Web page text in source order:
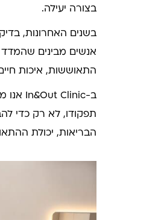
בצורה יעילה.
אנשים מבינים שהמדד
התאוששות, איכות
תפקודו, לא רק כדי
הבריאות, יכולת